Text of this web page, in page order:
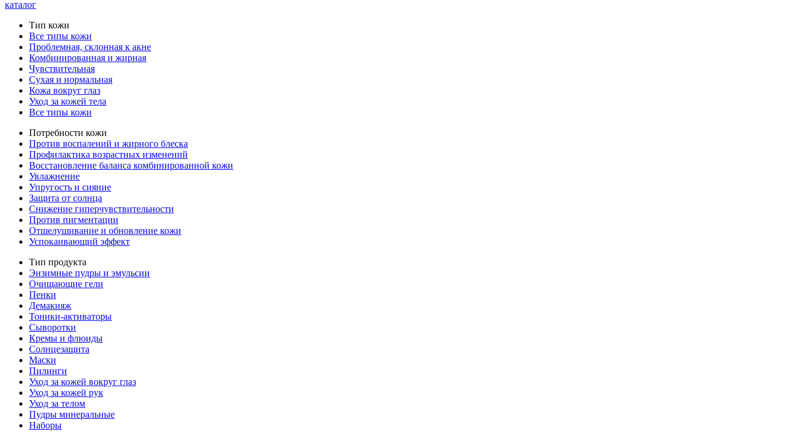
каталог
Тип кожи
Все типы кожи
Проблемная, склонная к акне
Комбинированная и жирная
Чувствительная
Сухая и нормальная
Кожа вокруг глаз
Уход за кожей тела
Все типы кожи
Потребности кожи
Против воспалений и жирного блеска
Профилактика возрастных изменений
Восстановление баланса комбинированной кожи
Увлажнение
Упругость и сияние
Защита от солнца
Снижение гиперчувствительности
Против пигментации
Отшелушивание и обновление кожи
Успокаивающий эффект
Тип продукта
Энзимные пудры и эмульсии
Очищающие гели
Пенки
Демакияж
Тоники-активаторы
Сыворотки
Кремы и флюиды
Солнцезащита
Маски
Пилинги
Уход за кожей вокруг глаз
Уход за кожей рук
Уход за телом
Пудры минеральные
Наборы